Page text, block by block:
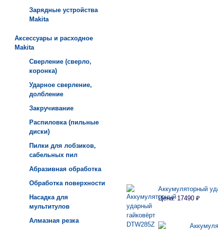
Зарядные устройства
Мakita
Аксессуары и расходное
Makita
Сверление (сверло,
коронка)
Ударное сверление,
долбление
Закручивание
Распиловка (пильные
диски)
Пилки для лобзиков,
сабельных пил
Абразивная обработка
Обработка поверхности
Насадка для
мультитулов
Алмазная резка
Аккумуляторный
Цена: 17490 ₽